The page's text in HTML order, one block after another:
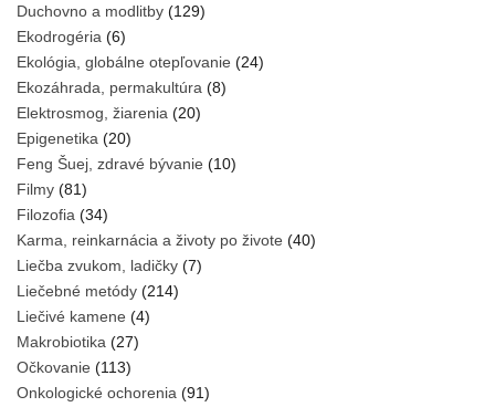
Duchovno a modlitby (129)
Ekodrogéria (6)
Ekológia, globálne otepľovanie (24)
Ekozáhrada, permakultúra (8)
Elektrosmog, žiarenia (20)
Epigenetika (20)
Feng Šuej, zdravé bývanie (10)
Filmy (81)
Filozofia (34)
Karma, reinkarnácia a životy po živote (40)
Liečba zvukom, ladičky (7)
Liečebné metódy (214)
Liečivé kamene (4)
Makrobiotika (27)
Očkovanie (113)
Onkologické ochorenia (91)